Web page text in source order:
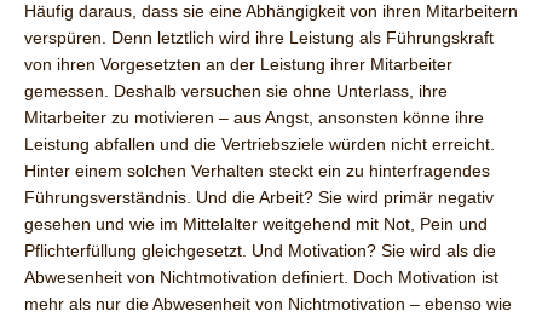
Häufig daraus, dass sie eine Abhängigkeit von ihren Mitarbeitern
verspüren. Denn letztlich wird ihre Leistung als Führungskraft
von ihren Vorgesetzten an der Leistung ihrer Mitarbeiter
gemessen. Deshalb versuchen sie ohne Unterlass, ihre
Mitarbeiter zu motivieren – aus Angst, ansonsten könne ihre
Leistung abfallen und die Vertriebsziele würden nicht erreicht.
Hinter einem solchen Verhalten steckt ein zu hinterfragendes
Führungsverständnis. Und die Arbeit? Sie wird primär negativ
gesehen und wie im Mittelalter weitgehend mit Not, Pein und
Pflichterfüllung gleichgesetzt. Und Motivation? Sie wird als die
Abwesenheit von Nichtmotivation definiert. Doch Motivation ist
mehr als nur die Abwesenheit von Nichtmotivation – ebenso wie